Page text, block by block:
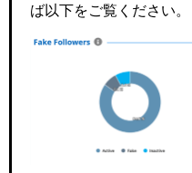
ば以下をご覧ください。